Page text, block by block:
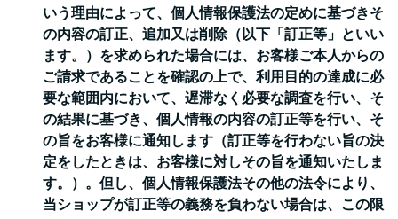
いう理由によって、個人情報保護法の定めに基づきそ
の内容の訂正、追加又は削除（以下「訂正等」といい
ます。）を求められた場合には、お客様ご本人からの
ご請求であることを確認の上で、利用目的の達成に必
要な範囲内において、遅滞なく必要な調査を行い、そ
の結果に基づき、個人情報の内容の訂正等を行い、そ
の旨をお客様に通知します（訂正等を行わない旨の決
定をしたときは、お客様に対しその旨を通知いたしま
す。）。但し、個人情報保護法その他の法令により、
当ショップが訂正等の義務を負わない場合は、この限